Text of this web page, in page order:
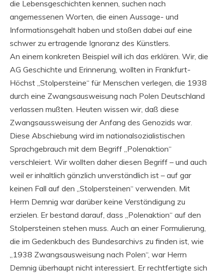
die Lebensgeschichten kennen, suchen nach
angemessenen Worten, die einen Aussage- und
Informationsgehalt haben und stoßen dabei auf eine
schwer zu ertragende Ignoranz des Künstlers.
An einem konkreten Beispiel will ich das erklären. Wir, die
AG Geschichte und Erinnerung, wollten in Frankfurt-
Höchst „Stolpersteine“ für Menschen verlegen, die 1938
durch eine Zwangsausweisung nach Polen Deutschland
verlassen mußten. Heuten wissen wir, daß diese
Zwangsaussweisung der Anfang des Genozids war.
Diese Abschiebung wird im nationalsozialistischen
Sprachgebrauch mit dem Begriff „Polenaktion“
verschleiert. Wir wollten daher diesen Begriff – und auch
weil er inhaltlich gänzlich unverständlich ist – auf gar
keinen Fall auf den „Stolpersteinen“ verwenden. Mit
Herrn Demnig war darüber keine Verständigung zu
erzielen. Er bestand darauf, dass „Polenaktion“ auf den
Stolpersteinen stehen muss. Auch an einer Formulierung,
die im Gedenkbuch des Bundesarchivs zu finden ist, wie
„1938 Zwangsausweisung nach Polen“, war Herrn
Demnig überhaupt nicht interessiert. Er rechtfertigte sich